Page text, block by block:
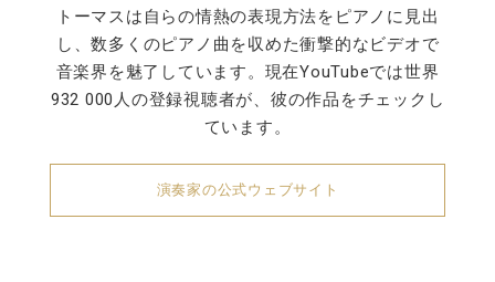
トーマスは自らの情熱の表現方法をピアノに見出
し、数多くのピアノ曲を収めた衝撃的なビデオで
音楽界を魅了しています。現在YouTubeでは世界
932 000人の登録視聴者が、彼の作品をチェックし
ています。
演奏家の公式ウェブサイト